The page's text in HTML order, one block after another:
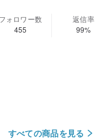
フォロワー数
455
返信率
99%
すべての商品を見る